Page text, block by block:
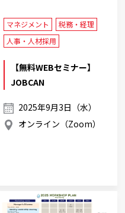
マネジメント
税務・経理
人事・人材採用
【無料WEBセミナー】
JOBCAN
2025年9月3日（水）
オンライン（Zoom）